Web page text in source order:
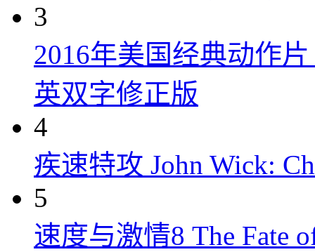
3
2016年美国经典动作
英双字修正版
4
疾速特攻 John Wick:
5
速度与激情8 The Fate